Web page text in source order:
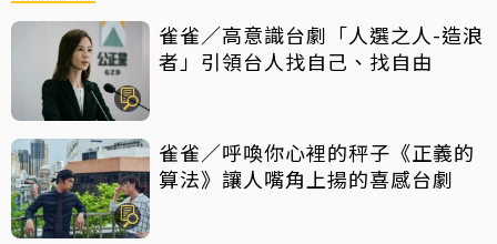
雀雀／高意識台劇「人選之人-造浪
者」引領台人找自己、找自由
雀雀／呼喚你心裡的秤子《正義的
算法》讓人嘴角上揚的喜感台劇